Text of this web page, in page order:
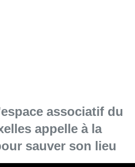
associatif du
appelle à la
sauver son lieu